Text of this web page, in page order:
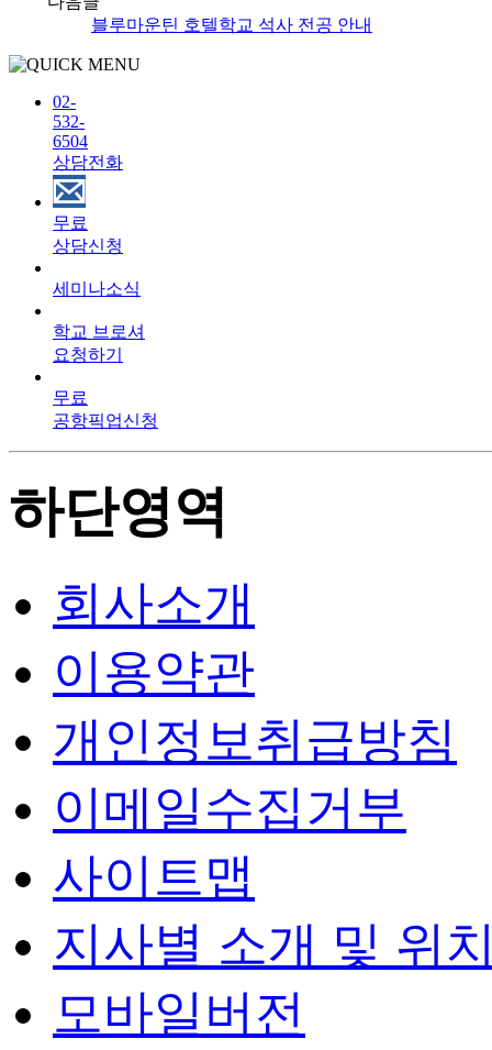
블루마운틴 호텔학교 석사 전공 안내
02-
532-
6504
상담전화
무료
상담신청
세미나소식
학교 브로셔
요청하기
무료
공항픽업신청
하단영역
회사소개
이용약관
개인정보취급방침
이메일수집거부
사이트맵
지사별 소개 및 위
모바일버전